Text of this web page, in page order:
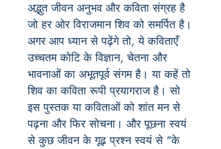
अद्भुत जीवन अनुभव और कविता संग्रह है
जो हर ओर विराजमान शिव को समर्पित है।
अगर आप ध्यान से पढ़ेंगे तो, ये कविताएँ
उच्चतम कोटि के विज्ञान, चेतना और
भावनाओं का अभूतपूर्व संगम है। या कहें तो
शिव का कविता रूपी प्रयागराज है। सो
इस पुस्तक या कविताओं को शांत मन से
पढ़ना और फिर सोचना। और पूछना स्वयं
से कुछ जीवन के गूढ़ प्रश्न स्वयं से “के